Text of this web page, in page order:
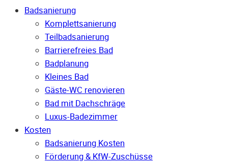
Badsanierung
Komplettsanierung
Teilbadsanierung
Barrierefreies Bad
Badplanung
Kleines Bad
Gäste-WC renovieren
Bad mit Dachschräge
Luxus-Badezimmer
Kosten
Badsanierung Kosten
Förderung & KfW-Zuschüsse